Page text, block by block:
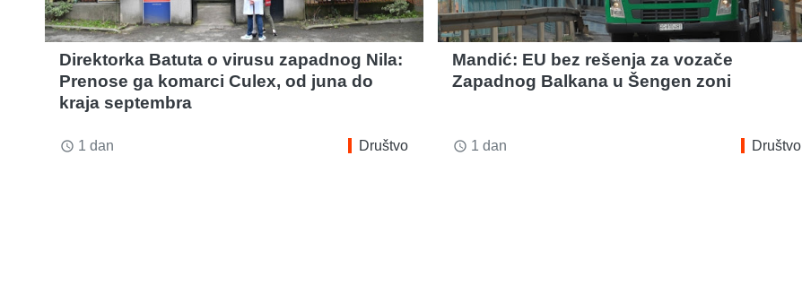
Direktorka Batuta o virusu zapadnog Nila:
Prenose ga komarci Culex, od juna do
kraja septembra
access_time 1 dan Društvo
Mandić: EU bez rešenja za vozače
Zapadnog Balkana u Šengen zoni
access_time 1 dan Društvo